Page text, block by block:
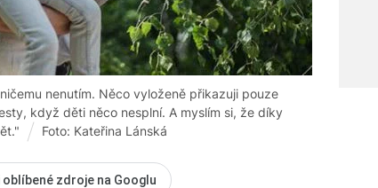
nenutím. Něco vyloženě přikazuji pouze
když děti něco nesplní. A myslím si, že díky
Foto: Kateřina Lánská
oblíbené zdroje na Googlu